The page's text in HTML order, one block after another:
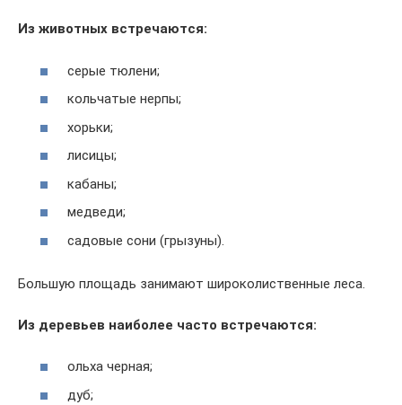
Из животных встречаются:
серые тюлени;
кольчатые нерпы;
хорьки;
лисицы;
кабаны;
медведи;
садовые сони (грызуны).
Большую площадь занимают широколиственные леса.
Из деревьев наиболее часто встречаются:
ольха черная;
дуб;